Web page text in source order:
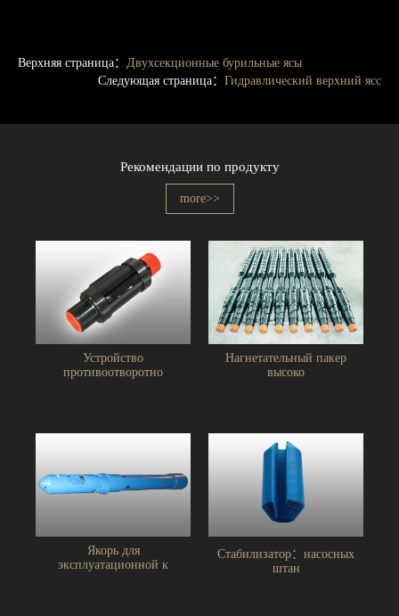
Верхняя страница： Двухсекционные бурильные ясы
Следующая страница： Гидравлический верхний ясс
Рекомендации по продукту
more>>
Устройство
противоотворотно
Нагнетательный пакер
высоко
Якорь для
эксплуатационной к
Стабилизатор：насосных
штан